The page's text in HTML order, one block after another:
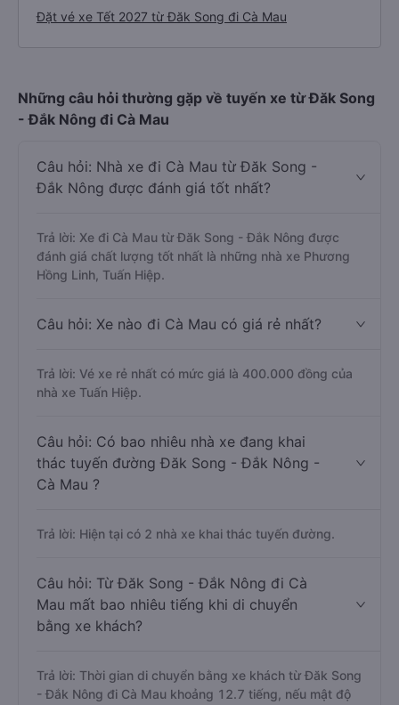
Đặt vé xe Tết 2027 từ Đăk Song đi Cà Mau
Những câu hỏi thường gặp về tuyến xe từ Đăk Song
- Đắk Nông đi Cà Mau
Câu hỏi: Nhà xe đi Cà Mau từ Đăk Song -
Đắk Nông được đánh giá tốt nhất?
Trả lời: Xe đi Cà Mau từ Đăk Song - Đắk Nông được
đánh giá chất lượng tốt nhất là những nhà xe Phương
Hồng Linh, Tuấn Hiệp.
Câu hỏi: Xe nào đi Cà Mau có giá rẻ nhất?
Trả lời: Vé xe rẻ nhất có mức giá là 400.000 đồng của
nhà xe Tuấn Hiệp.
Câu hỏi: Có bao nhiêu nhà xe đang khai
thác tuyến đường Đăk Song - Đắk Nông -
Cà Mau ?
Trả lời: Hiện tại có 2 nhà xe khai thác tuyến đường.
Câu hỏi: Từ Đăk Song - Đắk Nông đi Cà
Mau mất bao nhiêu tiếng khi di chuyển
bằng xe khách?
Trả lời: Thời gian di chuyển bằng xe khách từ Đăk Song
- Đắk Nông đi Cà Mau khoảng 12.7 tiếng, nếu mật độ